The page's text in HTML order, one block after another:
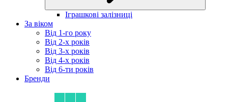
Іграшкові залізниці
За віком
Від 1-го року
Від 2-х років
Від 3-х років
Від 4-х років
Від 6-ти років
Бренди